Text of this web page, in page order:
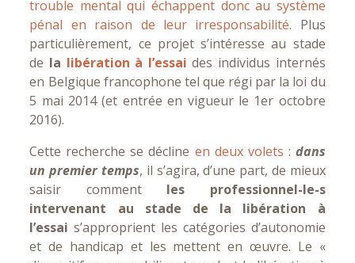
trouble mentalqui échappent donc au système
pénal en raison de leur irresponsabilité. Plus
particulièrement, ce projet s’intéresse au stade
de la libération à l’essai des individus internés
en Belgique francophone tel que régi par la loi du
5 mai 2014 (et entrée en vigueur le 1er octobre
2016).
Cette recherche se décline en deux volets : dans
un premier temps, il s’agira, d’une part, de mieux
saisir comment les professionnel-le-s
intervenant au stade de la libération à
l’essai s’approprient les catégories d’autonomie
et de handicap et les mettent en œuvre. Le «